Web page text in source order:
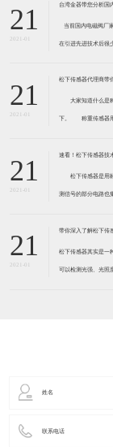
21
2021-01
台湾金器带您分析国
当前国内电磁阀厂
在引进先进技术后很
21
2021-01
松下传感器代理商带
大家知道什么是称
下。 称重传感器用
带有应变片的弹性体
21
2021-01
速看！松下传感器技
松下传感器是用标
测信号的部分电路
器是利用相应材料的
21
2021-01
带你深入了解松下传
松下传感器其实是一
可以检测光强、光照